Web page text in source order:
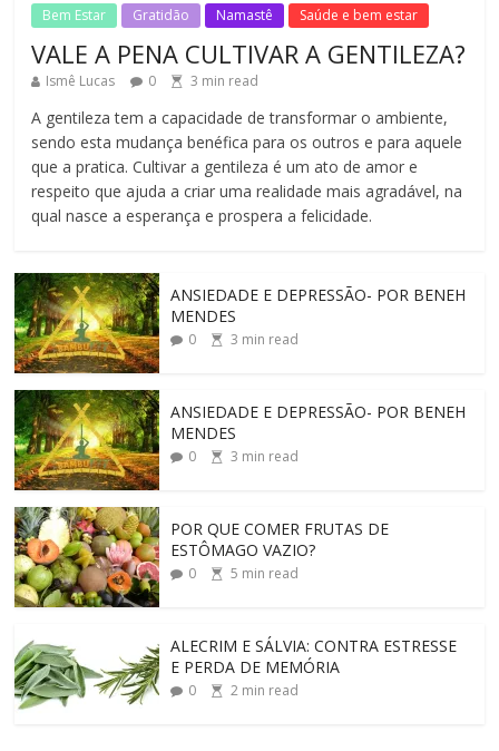
Bem Estar Gratidão Namastê Saúde e bem estar
VALE A PENA CULTIVAR A GENTILEZA?
Ismê Lucas 0 3 min read
A gentileza tem a capacidade de transformar o ambiente,
sendo esta mudança benéfica para os outros e para aquele
que a pratica. Cultivar a gentileza é um ato de amor e
respeito que ajuda a criar uma realidade mais agradável, na
qual nasce a esperança e prospera a felicidade.
ANSIEDADE E DEPRESSÃO- POR BENEH
MENDES
0 3 min read
ANSIEDADE E DEPRESSÃO- POR BENEH
MENDES
0 3 min read
POR QUE COMER FRUTAS DE
ESTÔMAGO VAZIO?
0 5 min read
ALECRIM E SÁLVIA: CONTRA ESTRESSE
E PERDA DE MEMÓRIA
0 2 min read